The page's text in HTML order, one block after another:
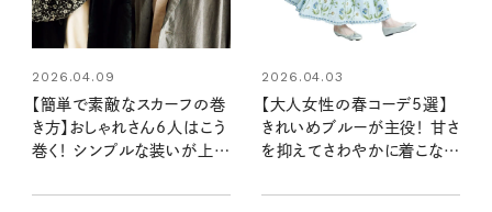
2026.04.09
【簡単で素敵なスカーフの巻
き方】おしゃれさん6人はこう
巻く！ シンプルな装いが上品
2026.04.03
【大人女性の春コーデ5選】
きれいめブルーが主役！ 甘さ
を抑えてさわやかに着こなす